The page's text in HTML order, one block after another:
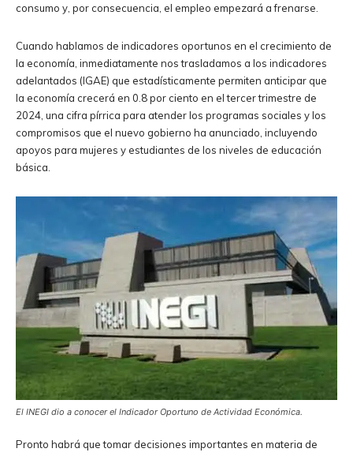
consumo y, por consecuencia, el empleo empezará a frenarse.
Cuando hablamos de indicadores oportunos en el crecimiento de
la economía, inmediatamente nos trasladamos a los indicadores
adelantados (IGAE) que estadísticamente permiten anticipar que
la economía crecerá en 0.8 por ciento en el tercer trimestre de
2024, una cifra pírrica para atender los programas sociales y los
compromisos que el nuevo gobierno ha anunciado, incluyendo
apoyos para mujeres y estudiantes de los niveles de educación
básica.
El INEGI dio a conocer el Indicador Oportuno de Actividad Económica.
Pronto habrá que tomar decisiones importantes en materia de